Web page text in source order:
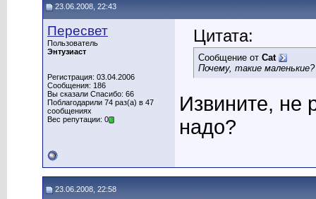
23.06.2008, 22:43
Пересвет
Пользователь
Энтузиаст
Регистрация: 03.04.2006
Сообщения: 186
Вы сказали Спасибо: 66
Поблагодарили 74 раз(а) в 47
сообщениях
Вес репутации: 0
Цитата:
Сообщение от Cat
Почему, такие маленькие?
Извините, не
надо?
23.06.2008, 22:58